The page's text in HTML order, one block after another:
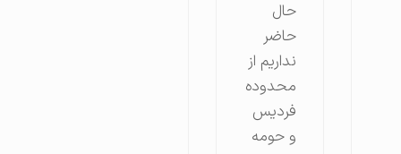
حاضر
نداریم از
محدوده
فردیس
و حومه